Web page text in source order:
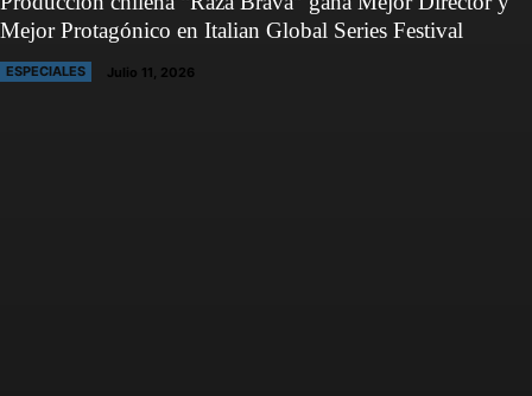
Mejor Protagónico en Italian Global Series Festival
ESPECIALES Julio 11, 2026